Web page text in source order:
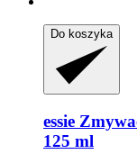
Do koszyka
essie
125 ml